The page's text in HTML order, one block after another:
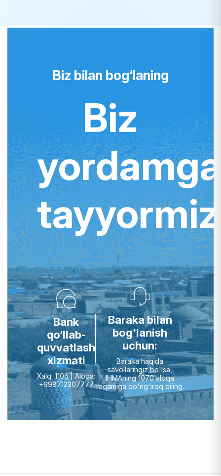
Biz bilan bog‘laning
Biz
yordamga
tayyormiz
Bank
qo‘llab-
quvvatlash
xizmati
Xalq: 1106 | Aloqa:
+998712307777
Baraka bilan
bog'lanish
uchun:
Baraka haqida
savollaringiz bo'lsa,
IHMAning 1070 aloqa
raqamiga qo'ng'iroq qiling.